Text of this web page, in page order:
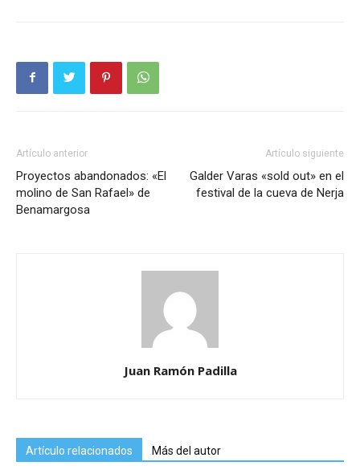
Artículo anterior
Proyectos abandonados: «El
molino de San Rafael» de
Benamargosa
Artículo siguiente
Galder Varas «sold out» en el
festival de la cueva de Nerja
Juan Ramón Padilla
Artículo relacionados Más del autor